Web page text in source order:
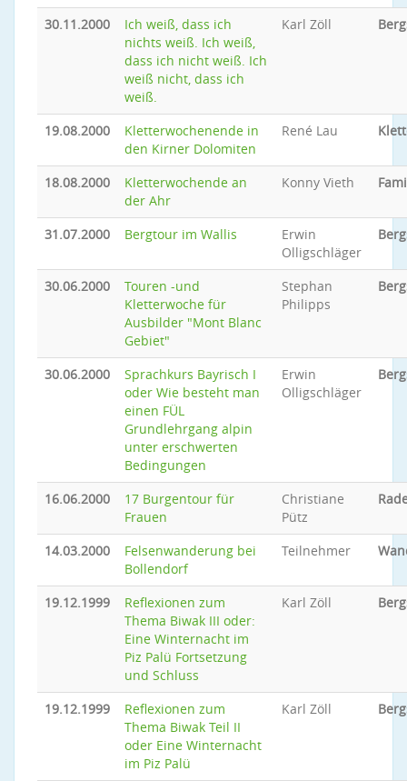
30.11.2000
Ich weiß, dass ich
nichts weiß. Ich weiß,
dass ich nicht weiß. Ich
weiß nicht, dass ich
weiß.
Karl Zöll
19.08.2000
Kletterwochenende in
den Kirner Dolomiten
René Lau
18.08.2000
Kletterwochende an
der Ahr
Konny Vieth
31.07.2000 Bergtour im Wallis
Erwin
Olligschläger
30.06.2000
Touren -und
Kletterwoche für
Ausbilder "Mont Blanc
Gebiet"
Stephan
Philipps
30.06.2000
Sprachkurs Bayrisch I
oder Wie besteht man
einen FÜL
Grundlehrgang alpin
unter erschwerten
Bedingungen
Erwin
Olligschläger
16.06.2000
17 Burgentour für
Frauen
Christiane
Pütz
14.03.2000
Felsenwanderung bei
Bollendorf
Teilnehmer
19.12.1999
Reflexionen zum
Thema Biwak III oder:
Eine Winternacht im
Piz Palü Fortsetzung
und Schluss
Karl Zöll
19.12.1999
Reflexionen zum
Thema Biwak Teil II
oder Eine Winternacht
im Piz Palü
Karl Zöll